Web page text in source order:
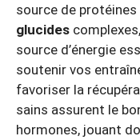
source de
glucides
source d’énergie
soutenir vos
favoriser la
sains assurent le
hormones, jouant